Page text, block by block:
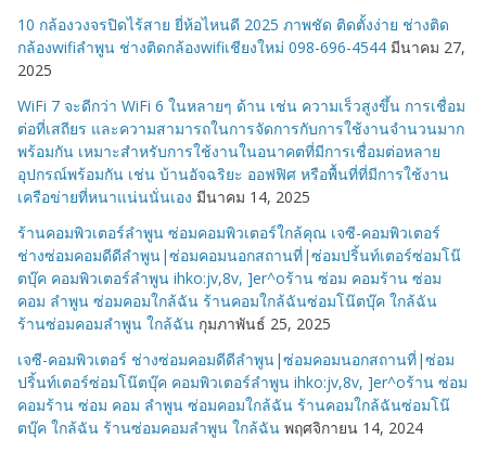
10 กล้องวงจรปิดไร้สาย ยี่ห้อไหนดี 2025 ภาพชัด ติดตั้งง่าย ช่างติด
กล้องwifiลำพูน ช่างติดกล้องwifiเชียงใหม่ 098-696-4544 มีนาคม 27,
2025
WiFi 7 จะดีกว่า WiFi 6 ในหลายๆ ด้าน เช่น ความเร็วสูงขึ้น การเชื่อม
ต่อที่เสถียร และความสามารถในการจัดการกับการใช้งานจำนวนมาก
พร้อมกัน เหมาะสำหรับการใช้งานในอนาคตที่มีการเชื่อมต่อหลาย
อุปกรณ์พร้อมกัน เช่น บ้านอัจฉริยะ ออฟฟิศ หรือพื้นที่ที่มีการใช้งาน
เครือข่ายที่หนาแน่นนั่นเอง มีนาคม 14, 2025
ร้านคอมพิวเตอร์ลำพูน ซ่อมคอมพิวเตอร์ใกล้คุณ เจซี-คอมพิวเตอร์
ช่างซ่อมคอมดีดีลำพูน|ซ่อมคอมนอกสถานที่|ซ่อมปริ้นท์เตอร์ซ่อมโน๊
ตบุ๊ค คอมพิวเตอร์ลำพูน ihko:jv,8v, ]er^oร้าน ซ่อม คอมร้าน ซ่อม
คอม ลำพูน ซ่อมคอมใกล้ฉัน ร้านคอมใกล้ฉันซ่อมโน๊ตบุ๊ค ใกล้ฉัน
ร้านซ่อมคอมลำพูน ใกล้ฉัน กุมภาพันธ์ 25, 2025
เจซี-คอมพิวเตอร์ ช่างซ่อมคอมดีดีลำพูน|ซ่อมคอมนอกสถานที่|ซ่อม
ปริ้นท์เตอร์ซ่อมโน๊ตบุ๊ค คอมพิวเตอร์ลำพูน ihko:jv,8v, ]er^oร้าน ซ่อม
คอมร้าน ซ่อม คอม ลำพูน ซ่อมคอมใกล้ฉัน ร้านคอมใกล้ฉันซ่อมโน๊
ตบุ๊ค ใกล้ฉัน ร้านซ่อมคอมลำพูน ใกล้ฉัน พฤศจิกายน 14, 2024